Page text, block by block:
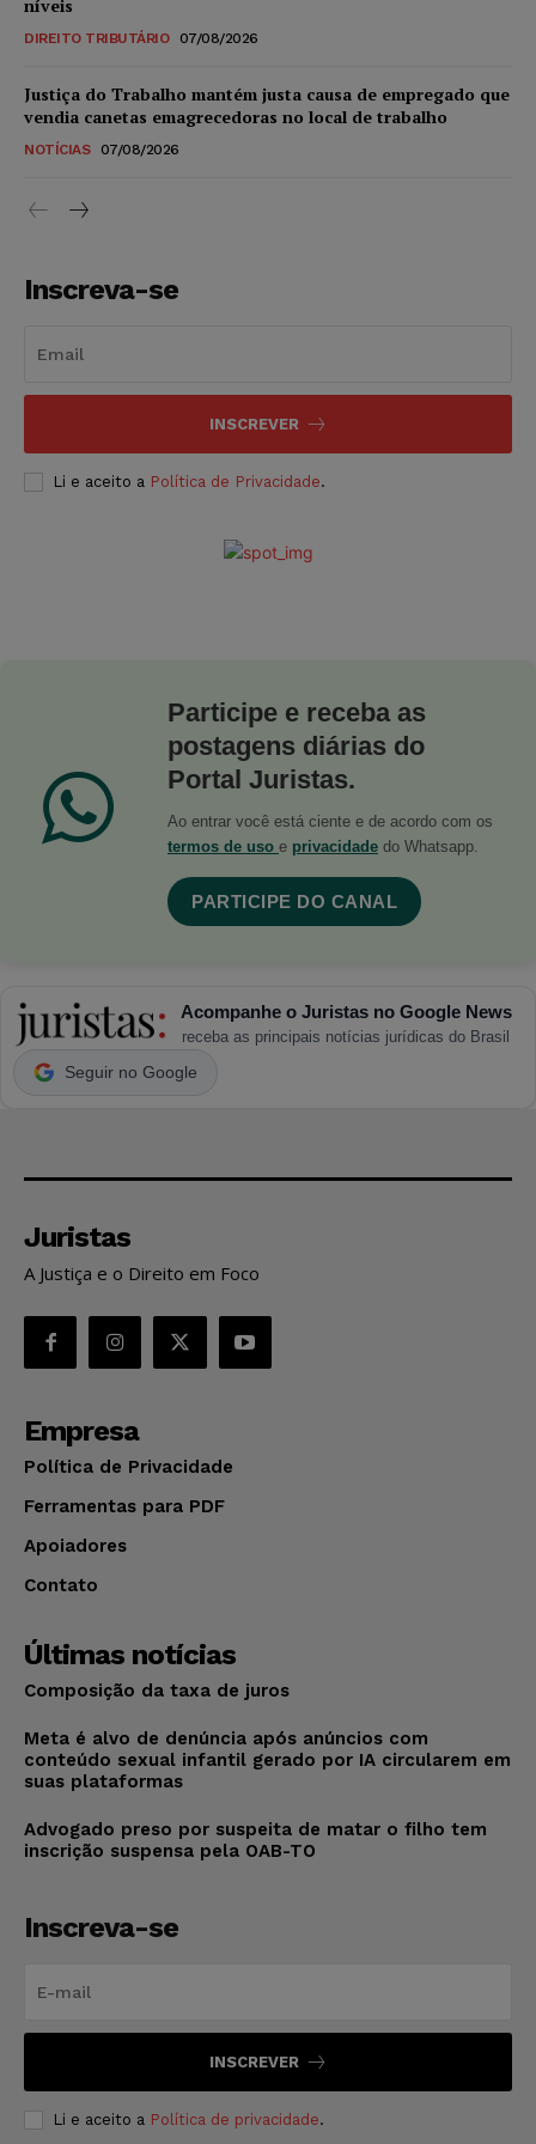
níveis
DIREITO TRIBUTÁRIO 07/08/2026
Justiça do Trabalho mantém justa causa de empregado que
vendia canetas emagrecedoras no local de trabalho
NOTÍCIAS 07/08/2026
Inscreva-se
INSCREVER
Li e aceito a Política de Privacidade.
Participe e receba as
postagens diárias do
Portal Juristas.
Ao entrar você está ciente e de acordo com os
termos de uso e privacidade do Whatsapp.
PARTICIPE DO CANAL
Acompanhe o Juristas no Google News
receba as principais notícias jurídicas do Brasil
Seguir no Google
Juristas
A Justiça e o Direito em Foco
Empresa
Política de Privacidade
Ferramentas para PDF
Apoiadores
Contato
Últimas notícias
Composição da taxa de juros
Meta é alvo de denúncia após anúncios com
conteúdo sexual infantil gerado por IA circularem em
suas plataformas
Advogado preso por suspeita de matar o filho tem
inscrição suspensa pela OAB-TO
Inscreva-se
INSCREVER
Li e aceito a Política de privacidade.